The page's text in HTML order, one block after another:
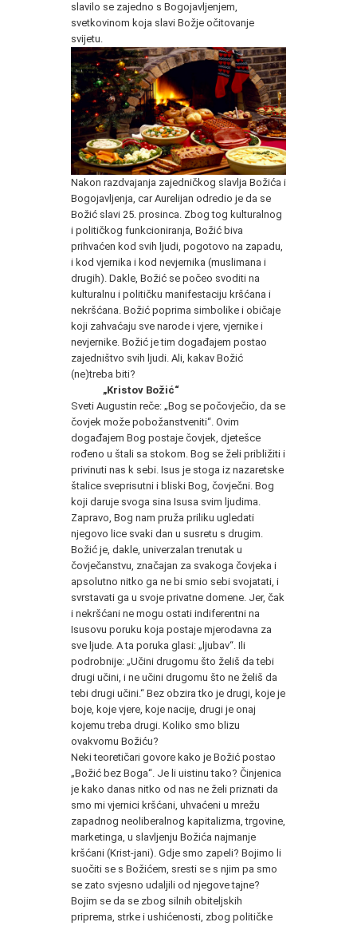
slavilo se zajedno s Bogojavljenjem,
svetkovinom koja slavi Božje očitovanje
svijetu.
Nakon razdvajanja zajedničkog slavlja Božića i
Bogojavljenja, car Aurelijan odredio je da se
Božić slavi 25. prosinca. Zbog tog kulturalnog
i političkog funkcioniranja, Božić biva
prihvaćen kod svih ljudi, pogotovo na zapadu,
i kod vjernika i kod nevjernika (muslimana i
drugih). Dakle, Božić se počeo svoditi na
kulturalnu i političku manifestaciju kršćana i
nekršćana. Božić poprima simbolike i običaje
koji zahvaćaju sve narode i vjere, vjernike i
nevjernike. Božić je tim događajem postao
zajedništvo svih ljudi. Ali, kakav Božić
(ne)treba biti?
„Kristov Božić“
Sveti Augustin reče: „Bog se počovječio, da se
čovjek može pobožanstveniti“. Ovim
događajem Bog postaje čovjek, djetešce
rođeno u štali sa stokom. Bog se želi približiti i
privinuti nas k sebi. Isus je stoga iz nazaretske
štalice sveprisutni i bliski Bog, čovječni. Bog
koji daruje svoga sina Isusa svim ljudima.
Zapravo, Bog nam pruža priliku ugledati
njegovo lice svaki dan u susretu s drugim.
Božić je, dakle, univerzalan trenutak u
čovječanstvu, značajan za svakoga čovjeka i
apsolutno nitko ga ne bi smio sebi svojatati, i
svrstavati ga u svoje privatne domene. Jer, čak
i nekršćani ne mogu ostati indiferentni na
Isusovu poruku koja postaje mjerodavna za
sve ljude. A ta poruka glasi: „ljubav“. Ili
podrobnije: „Učini drugomu što želiš da tebi
drugi učini, i ne učini drugomu što ne želiš da
tebi drugi učini.“ Bez obzira tko je drugi, koje je
boje, koje vjere, koje nacije, drugi je onaj
kojemu treba drugi. Koliko smo blizu
ovakvomu Božiću?
Neki teoretičari govore kako je Božić postao
„Božić bez Boga“. Je li uistinu tako? Činjenica
je kako danas nitko od nas ne želi priznati da
smo mi vjernici kršćani, uhvaćeni u mrežu
zapadnog neoliberalnog kapitalizma, trgovine,
marketinga, u slavljenju Božića najmanje
kršćani (Krist-jani). Gdje smo zapeli? Bojimo li
suočiti se s Božićem, sresti se s njim pa smo
se zato svjesno udaljili od njegove tajne?
Bojim se da se zbog silnih obiteljskih
priprema, strke i ushićenosti, zbog političke